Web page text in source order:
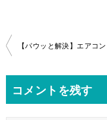
投
ビ
コメントを残す